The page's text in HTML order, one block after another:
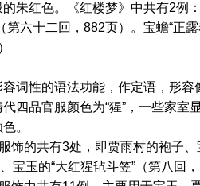
朱红色。《红楼梦》中共有2例
第六十二回，882页）。宝蟾“正
性的语法功能，作定语，形容
四品官服颜色为“猩”，一些家室
。
的共有3处，即贾雨村的袍子、
宝玉的“大红猩毡斗笠”（第八回